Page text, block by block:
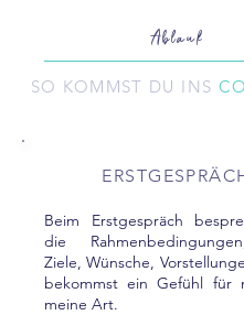
Ablauf
Beim Erstgespräch
die
Ziele, Wünsche,
bekommst ein Gefühl für
meine Art.
SO KOMMST DU INS